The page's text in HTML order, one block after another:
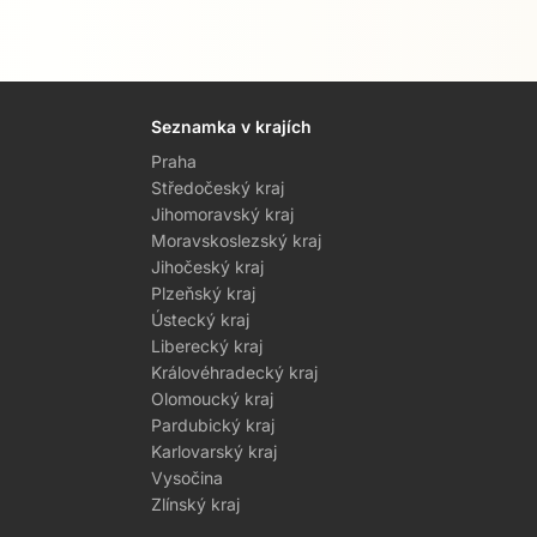
Seznamka v krajích
Praha
Středočeský kraj
Jihomoravský kraj
Moravskoslezský kraj
Jihočeský kraj
Plzeňský kraj
Ústecký kraj
Liberecký kraj
Královéhradecký kraj
Olomoucký kraj
Pardubický kraj
Karlovarský kraj
Vysočina
Zlínský kraj